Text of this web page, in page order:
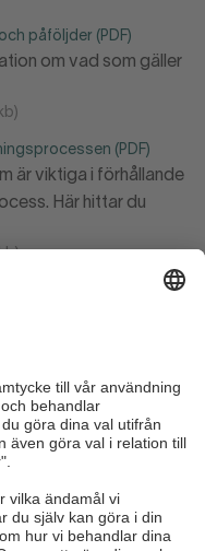
påföljder (PDF)
om vad som gäller
(PDF)
är viktiga i förhållande
Här hittar du
(PDF)
av lagkrav kring
som är viktiga för dig
och returer (PDF)
om vilka